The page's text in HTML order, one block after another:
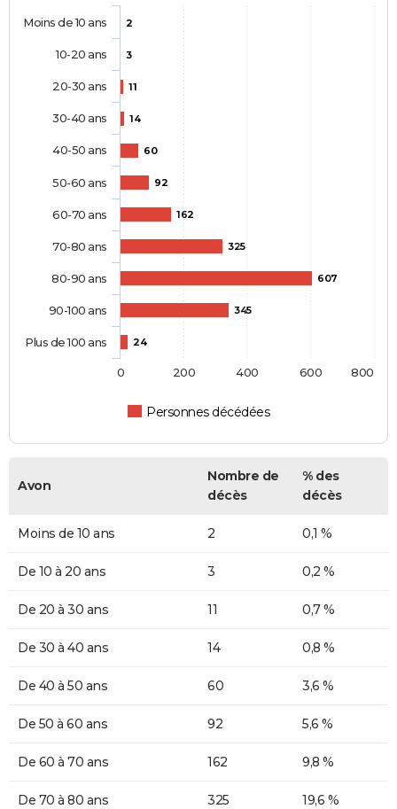
2
3
11
14
60
92
162
325
607
345
24
Personnes décédées
Moins de 10 ans
10-20 ans
20-30 ans
30-40 ans
40-50 ans
50-60 ans
60-70 ans
70-80 ans
80-90 ans
90-100 ans
Plus de 100 ans
0 200 400 600 800
Avon
Nombre de
décès
% des
décès
Moins de 10 ans 2 0,1 %
De 10 à 20 ans 3 0,2 %
De 20 à 30 ans 11 0,7 %
De 30 à 40 ans 14 0,8 %
De 40 à 50 ans 60 3,6 %
De 50 à 60 ans 92 5,6 %
De 60 à 70 ans 162 9,8 %
De 70 à 80 ans 325 19,6 %